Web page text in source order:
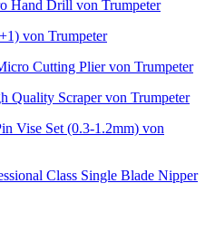
Hand Drill von Trumpeter
von Trumpeter
Cutting Plier von Trumpeter
Quality Scraper von Trumpeter
Vise Set (0.3-1.2mm) von
Class Single Blade Nipper